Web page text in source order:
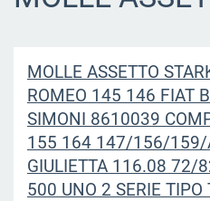
MOLLE ASSETTO
ROMEO 145 146 FIAT
SIMONI 8610039
155 164 147/156/159/
GIULIETTA 116.08 72/
500 UNO 2 SERIE TIPO